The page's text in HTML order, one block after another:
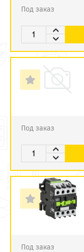
Под заказ
Под заказ
Под заказ